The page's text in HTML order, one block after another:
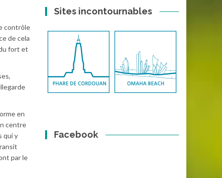
contrôle
de cela
fort et
en
centre
qui y
par le
Sites incontournables
Facebook